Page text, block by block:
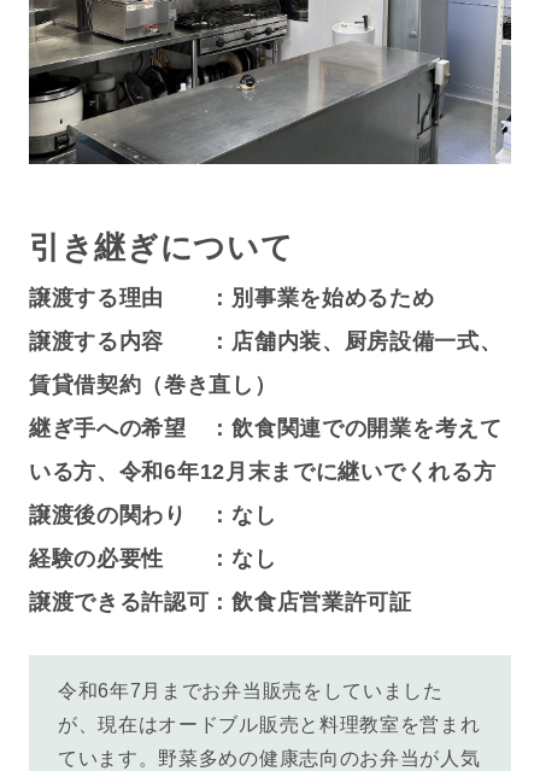
引き継ぎについて
譲渡する理由 ：別 事業を始めるため
譲渡する内容 ：店舗内装、厨房設備一式、
賃貸借契約（巻き直し）
継ぎ手への希望 ：飲食関連での開業を考えて
いる方、 令和6年12月末までに継いでくれる方
譲渡後の関わり ：なし
経験の必要性 ：なし
譲渡できる許認可：飲食店営業許可証
令和6年7月までお弁当販売をしていました
が、現在はオードブル販売と料理教室を営まれ
ています。野菜多めの健康志向のお弁当が人気